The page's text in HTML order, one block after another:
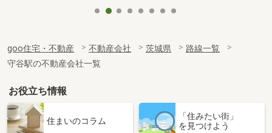
goo住宅・不動産 不動産会社 茨城県
路線一覧
守谷駅の不動産会社一覧
お役立ち情報
住まいのコラム
「住みたい街」
を見つけよう